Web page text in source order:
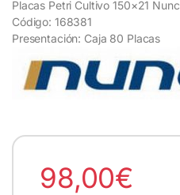
Placas Petri Cultivo 150×21 Nunc
Código: 168381
Presentación: Caja 80 Placas
98,00€